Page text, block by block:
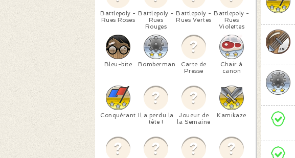
Battlepoly -
Rues Roses
Battlepoly -
Rues
Rouges
Battlepoly -
Rues Vertes
Battlepoly -
Rues
Violettes
Bleu-bite Bomberman
Carte de
Presse
Chair à
canon
Conquérant Il a perdu la
tête !
Joueur de
la Semaine
Kamikaze